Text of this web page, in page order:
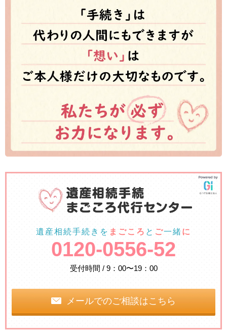
遺産相続手続きを まごころ と ご一緒に
0120-0556-52
受付時間 / 9：00〜19：00
メールでのご相談はこちら